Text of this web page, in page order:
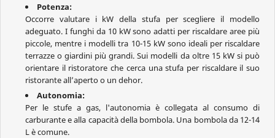
Potenza:
Occorre valutare i kW della stufa per scegliere il modello
adeguato. I funghi da 10 kW sono adatti per riscaldare aree più
piccole, mentre i modelli tra 10-15 kW sono ideali per riscaldare
terrazze o giardini più grandi. Sui modelli da oltre 15 kW si può
orientare il ristoratore che cerca una stufa per riscaldare il suo
ristorante all’aperto o un dehor.
Autonomia:
Per le stufe a gas, l'autonomia è collegata al consumo di
carburante e alla capacità della bombola. Una bombola da 12-14
L è comune.